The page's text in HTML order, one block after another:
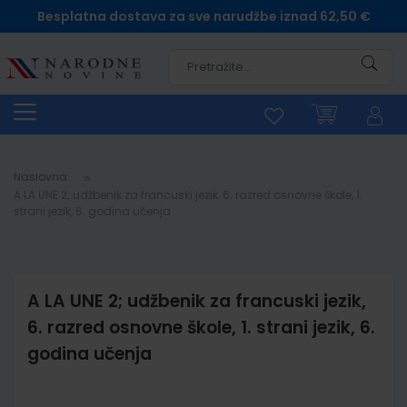
Besplatna dostava za sve narudžbe iznad 62,50 €
Naslovna
A LA UNE 2; udžbenik za francuski jezik,
6. razred osnovne škole, 1. strani jezik, 6.
godina učenja